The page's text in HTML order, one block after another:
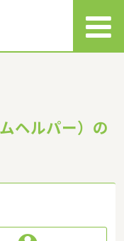
ヘルパー）の